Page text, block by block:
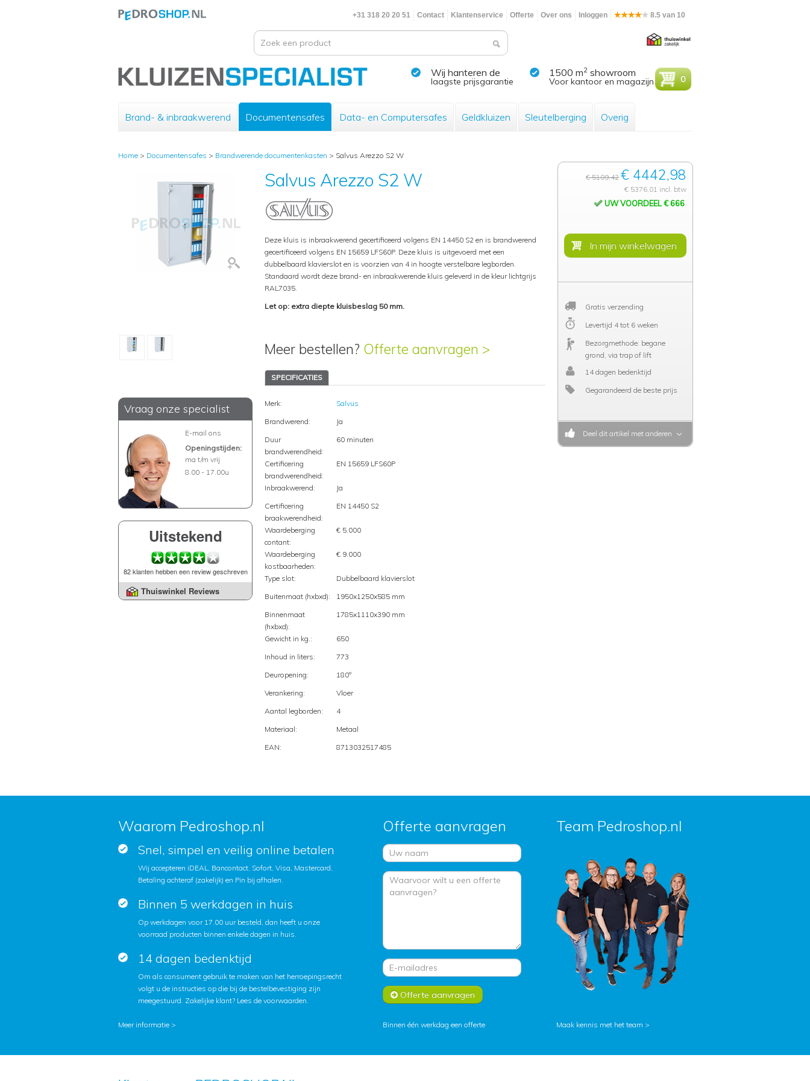
+31 318 20 20 51 Contact Klantenservice Offerte Over ons Inloggen 8.5 van 10
Wij hanteren de
laagste prijsgarantie
1500 m2 showroom
Voor kantoor en magazijn 0
Brand- & inbraakwerend Documentensafes Data- en Computersafes Geldkluizen Sleutelberging Overig
Home > Documentensafes > Brandwerende documentenkasten > Salvus Arezzo S2 W
Vraag onze specialist
E-mail ons
Openingstijden:
ma t/m vrij
8.00 - 17.00u
Uitstekend
82 klanten hebben een review geschreven
Thuiswinkel Reviews
Salvus Arezzo S2 W
Deze kluis is inbraakwerend gecertificeerd volgens EN 14450 S2 en is brandwerend
gecertificeerd volgens EN 15659 LFS60P. Deze kluis is uitgevoerd met een
dubbelbaard klavierslot en is voorzien van 4 in hoogte verstelbare legborden.
Standaard wordt deze brand- en inbraakwerende kluis geleverd in de kleur lichtgrijs
RAL7035.
Let op: extra diepte kluisbeslag 50 mm.
Meer bestellen? Offerte aanvragen >
SPECIFICATIES
Merk:
Salvus
Brandwerend:
Ja
Duur
brandwerendheid:
60 minuten
Certificering
brandwerendheid:
EN 15659 LFS60P
Inbraakwerend:
Ja
Certificering
braakwerendheid:
EN 14450 S2
Waardeberging
contant:
€ 5.000
Waardeberging
kostbaarheden:
€ 9.000
Type slot:
Dubbelbaard klavierslot
Buitenmaat (hxbxd):
1950x1250x585 mm
Binnenmaat
(hxbxd):
1785x1110x390 mm
Gewicht in kg.:
650
Inhoud in liters:
773
Deuropening:
180º
Verankering:
Vloer
Aantal legborden:
4
Materiaal:
Metaal
EAN:
8713032517485
€ 5109,42 € 4442,98
€ 5376,01 incl. btw
UW VOORDEEL € 666
Gratis verzending
Levertijd 4 tot 6 weken
Bezorgmethode: begane
grond, via trap of lift
14 dagen bedenktijd
Gegarandeerd de beste prijs
Deel dit artikel met anderen
Waarom Pedroshop.nl
Snel, simpel en veilig online betalen
Wij accepteren iDEAL, Bancontact, Sofort, Visa, Mastercard,
Betaling achteraf (zakelijk) en Pin bij afhalen.
Binnen 5 werkdagen in huis
Op werkdagen voor 17.00 uur besteld, dan heeft u onze
voorraad producten binnen enkele dagen in huis.
14 dagen bedenktijd
Om als consument gebruik te maken van het herroepingsrecht
volgt u de instructies op die bij de bestelbevestiging zijn
meegestuurd. Zakelijke klant? Lees de voorwaarden.
Offerte aanvragen
Offerte aanvragen
Team Pedroshop.nl
Meer informatie > Binnen één werkdag een offerte Maak kennis met het team >